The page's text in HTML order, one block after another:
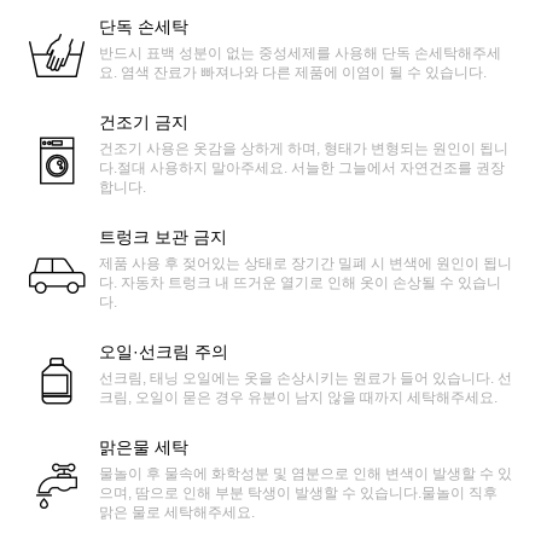
단독 손세탁
반드시 표백 성분이 없는 중성세제를 사용해 단독 손세탁해주세
요. 염색 잔료가 빠져나와 다른 제품에 이염이 될 수 있습니다.
건조기 금지
건조기 사용은 옷감을 상하게 하며, 형태가 변형되는 원인이 됩니
다.절대 사용하지 말아주세요. 서늘한 그늘에서 자연건조를 권장
합니다.
트렁크 보관 금지
제품 사용 후 젖어있는 상태로 장기간 밀폐 시 변색에 원인이 됩니
다. 자동차 트렁크 내 뜨거운 열기로 인해 옷이 손상될 수 있습니
다.
오일·선크림 주의
선크림, 태닝 오일에는 옷을 손상시키는 원료가 들어 있습니다. 선
크림, 오일이 묻은 경우 유분이 남지 않을 때까지 세탁해주세요.
맑은물 세탁
물놀이 후 물속에 화학성분 및 염분으로 인해 변색이 발생할 수 있
으며, 땀으로 인해 부분 탁생이 발생할 수 있습니다.물놀이 직후
맑은 물로 세탁해주세요.